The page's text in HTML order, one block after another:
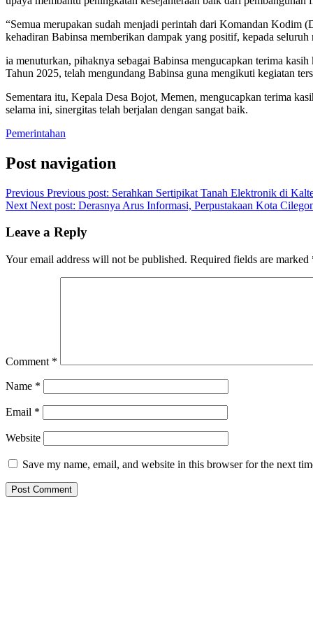
“Semua merupakan sudah menjadi perintah dari Komandan Kodim
kehadiran Babinsa memberikan dampak yang positif, kepada seluruh
ia menuturkan, pihaknya sebagai Babinsa mengucapkan terima
Tahun 2025, telah mengundang Babinsa guna mengikuti kegiatan
Sementara itu, Kepala Desa Bojot, Memen, mengucapkan terima
selama ini, sinergitas telah berjalan dengan sangat baik.
Pemerintahan
Post navigation
Previous Previous post: Serahkan Sertipikat Tanah Elektronik di
Next Next post: Derasnya Arus Informasi, Perpustakaan Kota
Leave a Reply
Your email address will not be published. Required fields are marked
Comment *
Name *
Email *
Website
Save my name, email, and website in this browser for the next